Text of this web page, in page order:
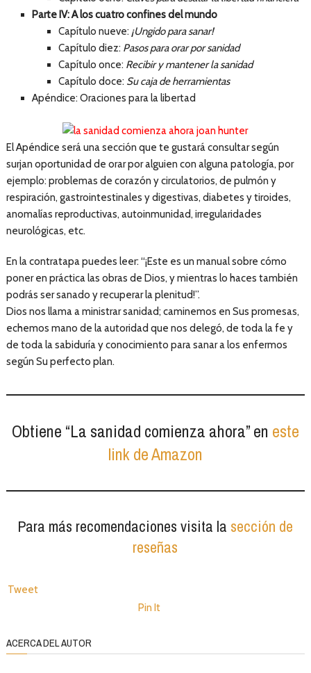
Parte IV: A los cuatro confines del mundo
Capítulo nueve: ¡Ungido para sanar!
Capítulo diez: Pasos para orar por sanidad
Capítulo once: Recibir y mantener la sanidad
Capítulo doce: Su caja de herramientas
Apéndice: Oraciones para la libertad
El Apéndice será una sección que te gustará consultar según
surjan oportunidad de orar por alguien con alguna patología, por
ejemplo: problemas de corazón y circulatorios, de pulmón y
respiración, gastrointestinales y digestivas, diabetes y tiroides,
anomalías reproductivas, autoinmunidad, irregularidades
neurológicas, etc.
En la contratapa puedes leer: “¡Este es un manual sobre cómo
poner en práctica las obras de Dios, y mientras lo haces también
podrás ser sanado y recuperar la plenitud!”.
Dios nos llama a ministrar sanidad; caminemos en Sus promesas,
echemos mano de la autoridad que nos delegó, de toda la fe y
de toda la sabiduría y conocimiento para sanar a los enfermos
según Su perfecto plan.
Obtiene “La sanidad comienza ahora” en este
link de Amazon
Para más recomendaciones visita la sección de
reseñas
Tweet
Pin It
ACERCA DEL AUTOR